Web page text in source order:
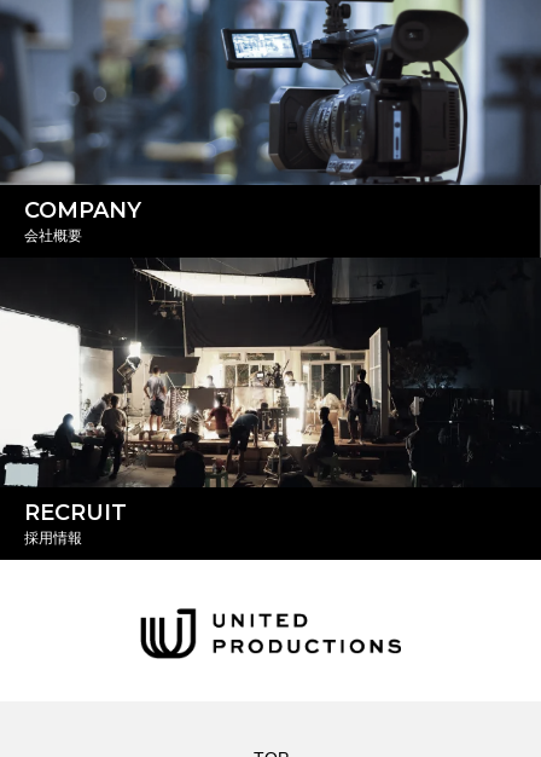
COMPANY
会社概要
RECRUIT
採用情報